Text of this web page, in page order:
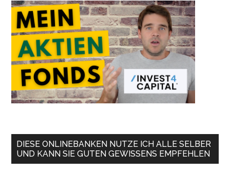
DIESE ONLINEBANKEN NUTZE ICH ALLE SELBER
UND KANN SIE GUTEN GEWISSENS EMPFEHLEN